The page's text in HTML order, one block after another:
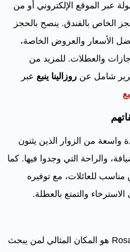
عبر الموقع الإلكتروني أو من
الخاص بالفندق. ينصح بالحجز
الأسعار والعروض الخاصة،
والعطلات. للمزيد من
شامل عن روزالينا ينبع عبر
واسعة من الزوار الذين يثنون
والراحة التي وجدوا فيها. كما
مناسب للعائلات، مع توفيره
والتمتع بالعطلة.
فندق روزالينا Rosalia Hotel هو المكان المثالي لمن يبحث